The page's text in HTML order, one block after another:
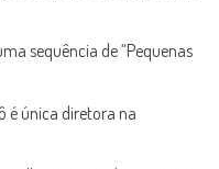
sequência de “Pequenas
é única diretora na